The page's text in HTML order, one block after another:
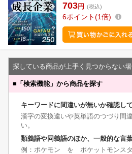
703円 (税込)
6ポイント 1倍
探している商品が上手く見つからない
■ 「検索機能」から商品を探す
キーワードに間違いが無いか確認し
漢字の変換違いや英単語のつづり間
い。
類義語や同義語のほか、一般的な言
例：ポケモン を ポケットモンスタ